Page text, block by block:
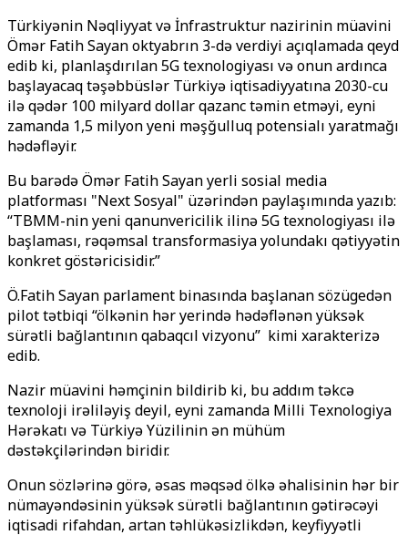
Türkiyənin Nəqliyyat və İnfrastruktur nazirinin müavini
Ömər Fatih Sayan oktyabrın 3-də verdiyi açıqlamada qeyd
edib ki, planlaşdırılan 5G texnologiyası və onun ardınca
başlayacaq təşəbbüslər Türkiyə iqtisadiyyatına 2030-cu
ilə qədər 100 milyard dollar qazanc təmin etməyi, eyni
zamanda 1,5 milyon yeni məşğulluq potensialı yaratmağı
hədəfləyir.
Bu barədə Ömər Fatih Sayan yerli sosial media
platforması "Next Sosyal" üzərindən paylaşımında yazıb:
“TBMM-nin yeni qanunvericilik ilinə 5G texnologiyası ilə
başlaması, rəqəmsal transformasiya yolundakı qətiyyətin
konkret göstəricisidir.”
Ö.Fatih Sayan parlament binasında başlanan sözügedən
pilot tətbiqi “ölkənin hər yerində hədəflənən yüksək
sürətli bağlantının qabaqcıl vizyonu” kimi xarakterizə
edib.
Nazir müavini həmçinin bildirib ki, bu addım təkcə
texnoloji irəliləyiş deyil, eyni zamanda Milli Texnologiya
Hərəkatı və Türkiyə Yüzilinin ən mühüm
dəstəkçilərindən biridir.
Onun sözlərinə görə, əsas məqsəd ölkə əhalisinin hər bir
nümayəndəsinin yüksək sürətli bağlantının gətirəcəyi
iqtisadi rifahdan, artan təhlükəsizlikdən, keyfiyyətli